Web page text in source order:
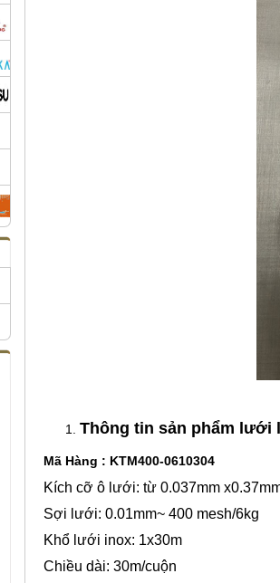
Thông tin sản phẩm lưới
Mã Hàng : KTM400-0610304
Kích cỡ ô lưới: từ 0.037mm
Sợi lưới: 0.01mm~ 400 mesh/6kg
Khổ lưới inox: 1x30m
Chiều dài: 30m/cuộn